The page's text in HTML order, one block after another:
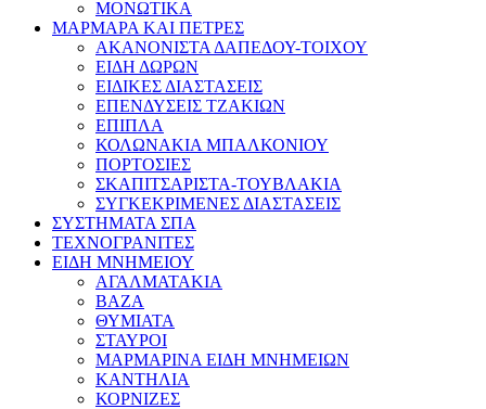
ΜΟΝΩΤΙΚΑ
ΜΑΡΜΑΡΑ ΚΑΙ ΠΕΤΡΕΣ
ΑΚΑΝΟΝΙΣΤΑ ΔΑΠΕΔΟΥ-ΤΟΙΧΟΥ
ΕΙΔΗ ΔΩΡΩΝ
ΕΙΔΙΚΕΣ ΔΙΑΣΤΑΣΕΙΣ
ΕΠΕΝΔΥΣΕΙΣ ΤΖΑΚΙΩΝ
ΕΠΙΠΛΑ
ΚΟΛΩΝΑΚΙΑ ΜΠΑΛΚΟΝΙΟΥ
ΠΟΡΤΟΣΙΕΣ
ΣΚΑΠΙΤΣΑΡΙΣΤΑ-ΤΟΥΒΛΑΚΙΑ
ΣΥΓΚΕΚΡΙΜΕΝΕΣ ΔΙΑΣΤΑΣΕΙΣ
ΣΥΣΤΗΜΑΤΑ ΣΠΑ
ΤΕΧΝΟΓΡΑΝΙΤΕΣ
ΕΙΔΗ ΜΝΗΜΕΙΟΥ
ΑΓΑΛΜΑΤΑΚΙΑ
ΒΑΖΑ
ΘΥΜΙΑΤΑ
ΣΤΑΥΡΟΙ
ΜΑΡΜΑΡΙΝΑ ΕΙΔΗ ΜΝΗΜΕΙΩΝ
ΚΑΝΤΗΛΙΑ
ΚΟΡΝΙΖΕΣ